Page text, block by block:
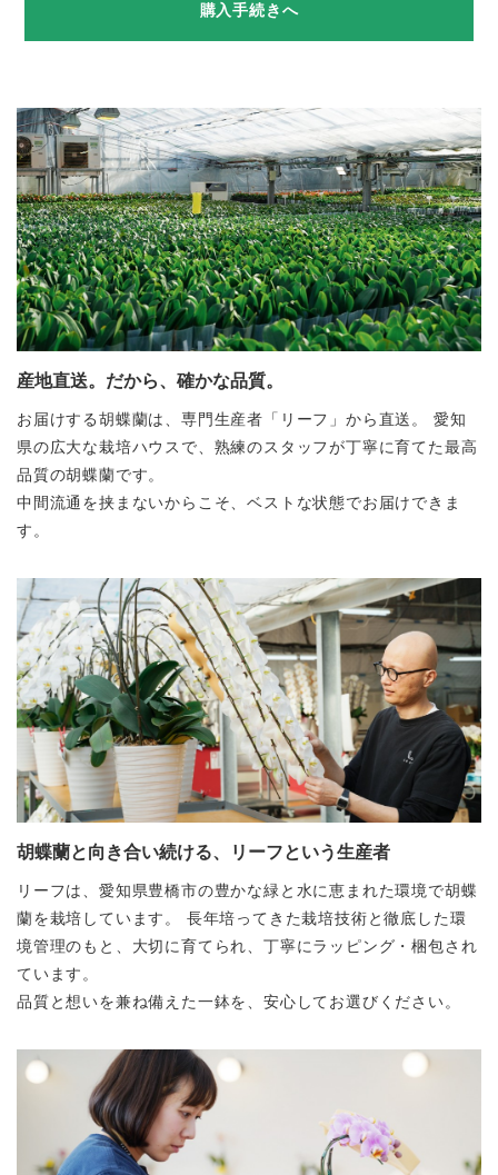
購入手続きへ
産地直送。だから、確かな品質。
お届けする胡蝶蘭は、専門生産者「リーフ」から直送。
愛知
県の広大な栽培ハウスで、熟練のスタッフが丁寧に育てた最高
品質の胡蝶蘭です。
中間流通を挟まないからこそ、ベストな状態でお届けできま
す。
胡蝶蘭と向き合い続ける、リーフという生産者
リーフは、愛知県豊橋市の豊かな緑と水に恵まれた環境で胡蝶
蘭を栽培しています。
長年培ってきた栽培技術と徹底した環
境管理のもと、大切に育てられ、丁寧にラッピング・梱包され
ています。
品質と想いを兼ね備えた一鉢を、安心してお選びください。